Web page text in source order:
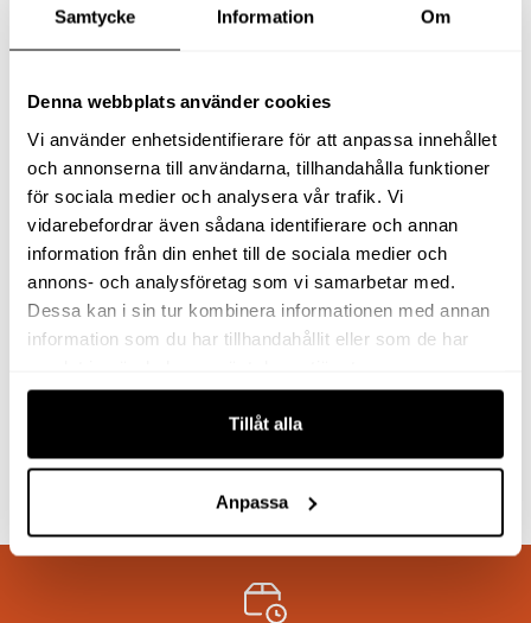
Samtycke Information Om
Denna webbplats använder cookies
Vi använder enhetsidentifierare för att anpassa innehållet
och annonserna till användarna, tillhandahålla funktioner
för sociala medier och analysera vår trafik. Vi
vidarebefordrar även sådana identifierare och annan
information från din enhet till de sociala medier och
annons- och analysföretag som vi samarbetar med.
Dessa kan i sin tur kombinera informationen med annan
information som du har tillhandahållit eller som de har
Tillåt alla
Anpassa
BLÅSPISTOL 100×6 MM
AIRBOY
Det ursprungliga priset var: 168 kr.
120krDet nuvarande priset är: 120 kr.
(150 kr inkl moms)
SLANG 10 M AIRSOFT
KOMPL 5/16″
708kr
885kr inkl moms)